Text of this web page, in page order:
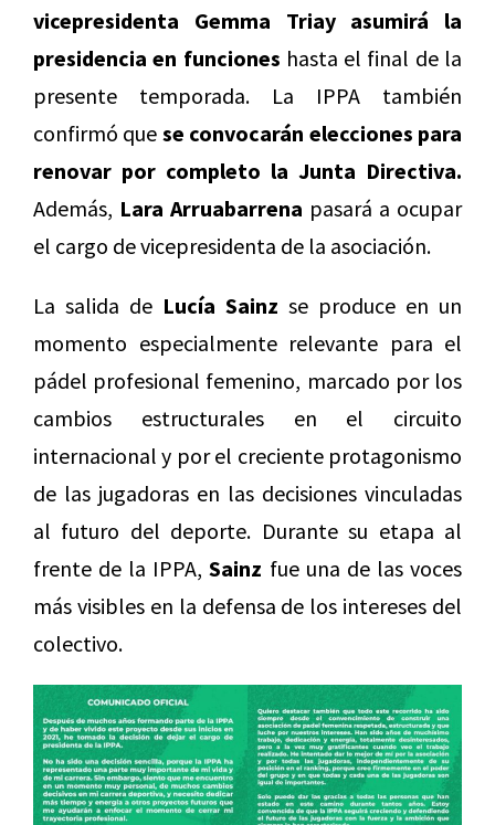
vicepresidenta Gemma Triay asumirá la
presidencia en funciones hasta el final de la
presente temporada. La IPPA también
confirmó que se convocarán elecciones para
renovar por completo la Junta Directiva.
Además, Lara Arruabarrena pasará a ocupar
el cargo de vicepresidenta de la asociación.
La salida de Lucía Sainz se produce en un
momento especialmente relevante para el
pádel profesional femenino, marcado por los
cambios estructurales en el circuito
internacional y por el creciente protagonismo
de las jugadoras en las decisiones vinculadas
al futuro del deporte. Durante su etapa al
frente de la IPPA, Sainz fue una de las voces
más visibles en la defensa de los intereses del
colectivo.